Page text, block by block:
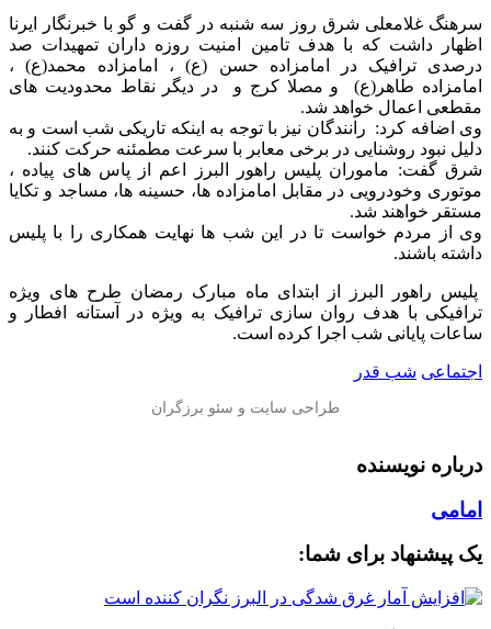
سرهنگ غلامعلی شرق روز سه شنبه در گفت و گو با خبرنگار ایرنا
اظهار داشت که با هدف تامین امنیت روزه داران تمهیدات صد
درصدی ترافیک در امامزاده حسن (ع) ، امامزاده محمد(ع) ،
امامزاده طاهر(ع) و مصلا کرج و در دیگر نقاط محدودیت های
مقطعی اعمال خواهد شد.
وی اضافه کرد: رانندگان نیز با توجه به اینکه تاریکی شب است و به
دلیل نبود روشنایی در برخی معابر با سرعت مطمئنه حرکت کنند.
شرق گفت: ماموران پلیس راهور البرز اعم از پاس های پیاده ،
موتوری وخودرویی در مقابل امامزاده ها، حسینه ها، مساجد و تکایا
مستقر خواهند شد.
وی از مردم خواست تا در این شب ها نهایت همکاری را با پلیس
داشته باشند.
پلیس راهور البرز از ابتدای ماه مبارک رمضان طرح های ویژه
ترافیکی با هدف روان سازی ترافیک به ویژه در آستانه افطار و
ساعات پایانی شب اجرا کرده است.
اجتماعی شب قدر
درباره نویسنده
امامی
یک پیشنهاد برای شما: